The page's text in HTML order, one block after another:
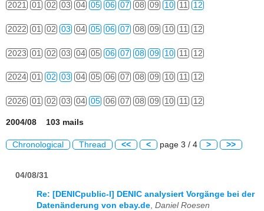
2021 01 02 03 04 05 06 07 08 09 10 11 12
2022 01 02 03 04 05 06 07 08 09 10 11 12
2023 01 02 03 04 05 06 07 08 09 10 11 12
2024 01 02 03 04 05 06 07 08 09 10 11 12
2026 01 02 03 04 05 06 07 08 09 10 11 12
2004/08 103 mails
Chronological Thread << < page 3 / 4 > >>
04/08/31
Re: [DENICpublic-l] DENIC analysiert Vorgänge bei der
Datenänderung von ebay.de, Daniel Roesen